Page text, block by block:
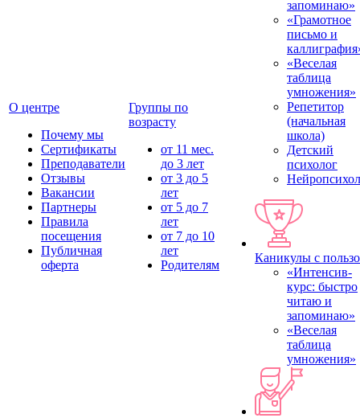
О центре
Почему мы
Сертификаты
Преподаватели
Отзывы
Вакансии
Партнеры
Правила
посещения
Публичная
оферта
Группы по
возрасту
от 11 мес.
до 3 лет
от 3 до 5
лет
от 5 до 7
лет
от 7 до 10
лет
Родителям
запоминаю»
«Грамотное
письмо и
«Веселая
таблица
умножения»
Репетитор
(начальная
школа)
Детский
психолог
Каникулы с
«Интенсив-
курс: быстро
читаю и
запоминаю»
«Веселая
таблица
умножения»